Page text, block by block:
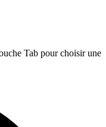
Tab pour choisir une